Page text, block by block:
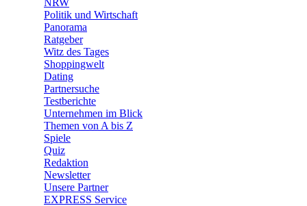
NRW
Politik und Wirtschaft
Panorama
Ratgeber
Witz des Tages
Shoppingwelt
Dating
Partnersuche
Testberichte
Unternehmen im Blick
Themen von A bis Z
Spiele
Quiz
Redaktion
Newsletter
Unsere Partner
EXPRESS Service